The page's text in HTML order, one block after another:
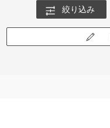
絞り込み